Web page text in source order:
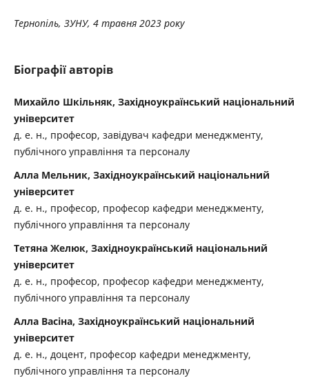
Тернопіль, ЗУНУ, 4 травня 2023 року
Біографії авторів
Михайло Шкільняк, Західноукраїнський національний
університет
д. е. н., професор, завідувач кафедри менеджменту,
публічного управління та персоналу
Алла Мельник, Західноукраїнський національний
університет
д. е. н., професор, професор кафедри менеджменту,
публічного управління та персоналу
Тетяна Желюк, Західноукраїнський національний
університет
д. е. н., професор, професор кафедри менеджменту,
публічного управління та персоналу
Алла Васіна, Західноукраїнський національний
університет
д. е. н., доцент, професор кафедри менеджменту,
публічного управління та персоналу